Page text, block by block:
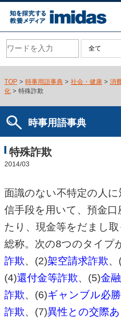
TOP > 時事用語事典> 社会・健康> 消
化> 特殊詐欺
時事用語事典
特殊詐欺
2014/03
面識のない不特定の人
信手段を用いて、預金
たり、現金等をだまし
総称。次の8つのタイプ
詐欺、(2)架空請求詐欺、
(4)還付金等詐欺、(5)金
詐欺、(6)ギャンブル必
詐欺、(7)異性との交際